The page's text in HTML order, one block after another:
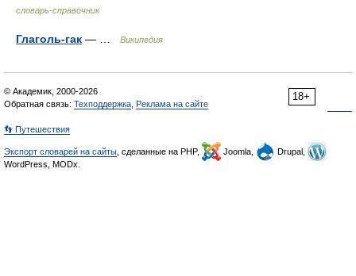
словарь-справочник
Глаголь-гак — … Википедия
18+
© Академик, 2000-2026
Обратная связь: Техподдержка Реклама на сайте
👣 Путешествия
Экспорт словарей на сайты , сделанные на PHP, Joomla,
Drupal,
WordPress, MODx.